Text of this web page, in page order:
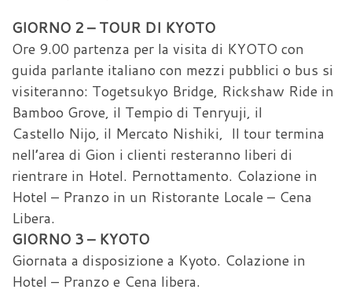
GIORNO 2 – TOUR DI KYOTO
Ore 9.00 partenza per la visita di KYOTO con
guida parlante italiano con mezzi pubblici o bus si
visiteranno: Togetsukyo Bridge, Rickshaw Ride in
Bamboo Grove, il Tempio di Tenryuji, il
Castello Nijo, il Mercato Nishiki, Il tour termina
nell’area di Gion i clienti resteranno liberi di
rientrare in Hotel. Pernottamento. Colazione in
Hotel – Pranzo in un Ristorante Locale – Cena
Libera.
GIORNO 3 – KYOTO
Giornata a disposizione a Kyoto. Colazione in
Hotel – Pranzo e Cena libera.